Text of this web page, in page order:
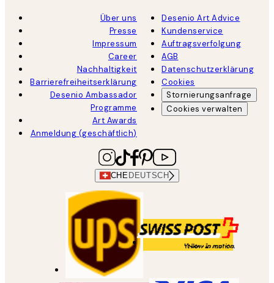
Über uns
Presse
Impressum
Career
Nachhaltigkeit
Barrierefreiheitserklärung
Desenio Ambassador
Programme
Art Awards
Anmeldung (geschäftlich)
Desenio Art Advice
Kundenservice
Auftragsverfolgung
AGB
Datenschutzerklärung
Cookies
Stornierungsanfrage
Cookies verwalten
CHE DEUTSCH